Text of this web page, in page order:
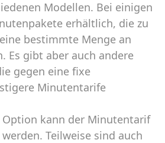
Modellen. Bei einigen
erhältlich, die zu
bestimmte Menge an
Es gibt aber auch andere
gegen eine fixe
Minutentarife
Option kann der Minutentarif
Teilweise sind auch